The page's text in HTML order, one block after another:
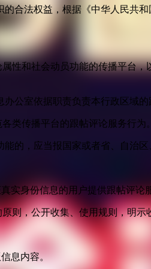
合法权益，根据《中华人民共
和社会动员功能的传播平台
公室依据职责负责本行政区域
类传播平台的跟帖评论服务行为
的，应当报国家或者省、自治
实身份信息的用户提供跟帖评论
则，公开收集、使用规则，明
息内容。